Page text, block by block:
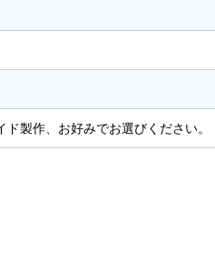
製作、お好みでお選びください。